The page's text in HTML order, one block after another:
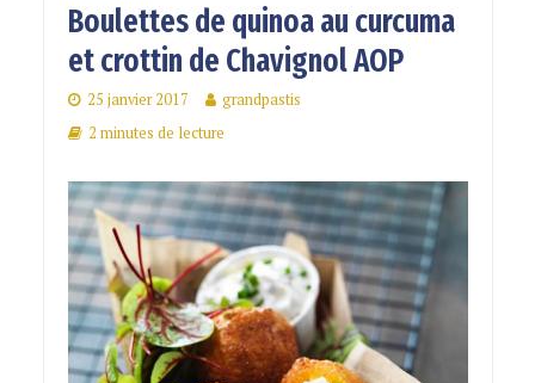
Boulettes de quinoa au curcuma
et crottin de Chavignol AOP
25 janvier 2017
grandpastis
2 minutes de lecture